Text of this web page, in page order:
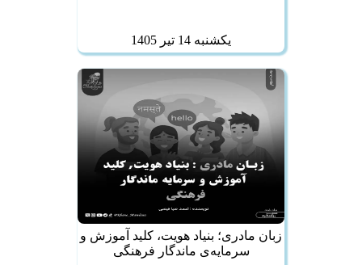
يكشنبه 14 تير 1405
زبان مادری؛ بنیاد هویت، کلید آموزش و
سرمایه‌ی ماندگار فرهنگی